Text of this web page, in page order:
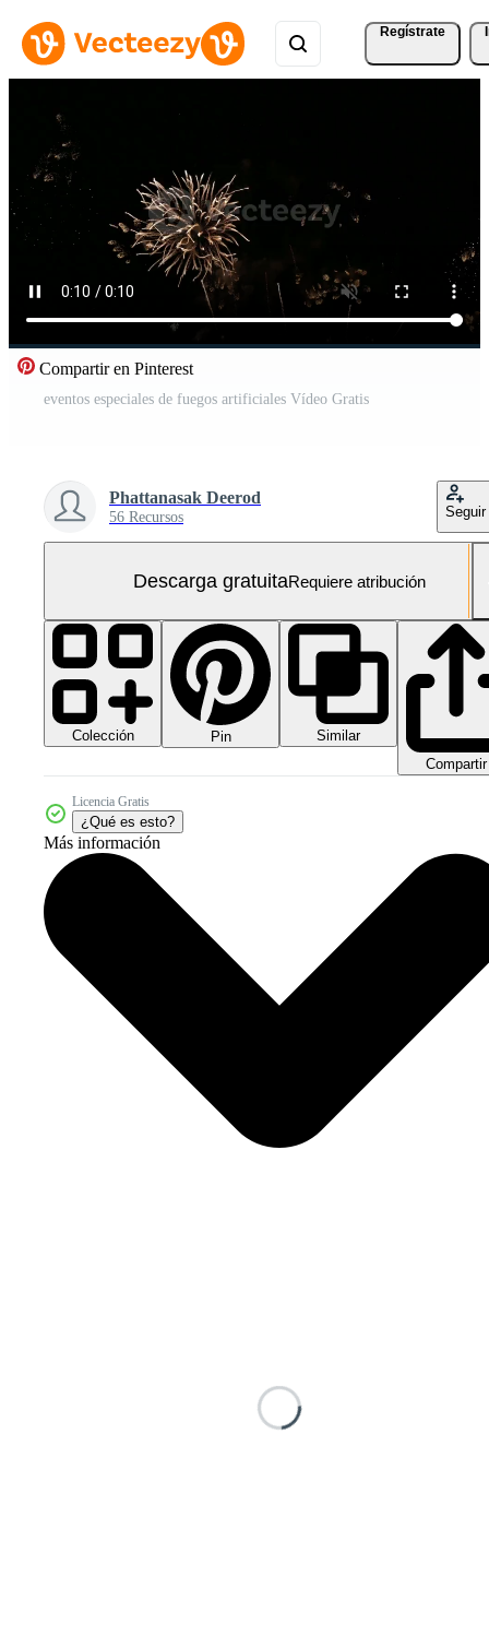
Regístrate
Compartir en Pinterest
eventos especiales de fuegos artificiales Vídeo Gratis
Phattanasak Deerod
56 Recursos Seguir
Descarga gratuitaRequiere atribución
Colección Pin
Similar
Compartir
Licencia Gratis
¿Qué es esto?
Más información